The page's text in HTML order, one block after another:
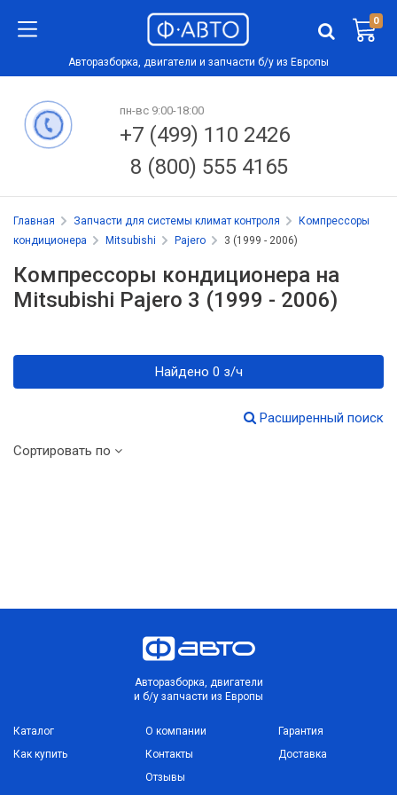
0
Авторазборка, двигатели и запчасти б/у из Европы
пн-вс 9:00-18:00
+7 (499) 110 2426
8 (800) 555 4165
Главная Запчасти для системы климат контроля
Компрессоры
кондиционера
Mitsubishi Pajero 3 (1999 - 2006)
Компрессоры кондиционера на
Mitsubishi Pajero 3 (1999 - 2006)
Найдено 0 з/ч
Расширенный поиск
Сортировать по
Авторазборка, двигатели
и б/у запчасти из Европы
Каталог
Как купить
О компании
Контакты
Отзывы
Гарантия
Доставка